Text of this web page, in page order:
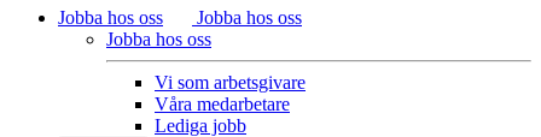
Jobba hos oss
Jobba hos oss
Jobba hos oss
Vi som arbetsgivare
Våra medarbetare
Lediga jobb